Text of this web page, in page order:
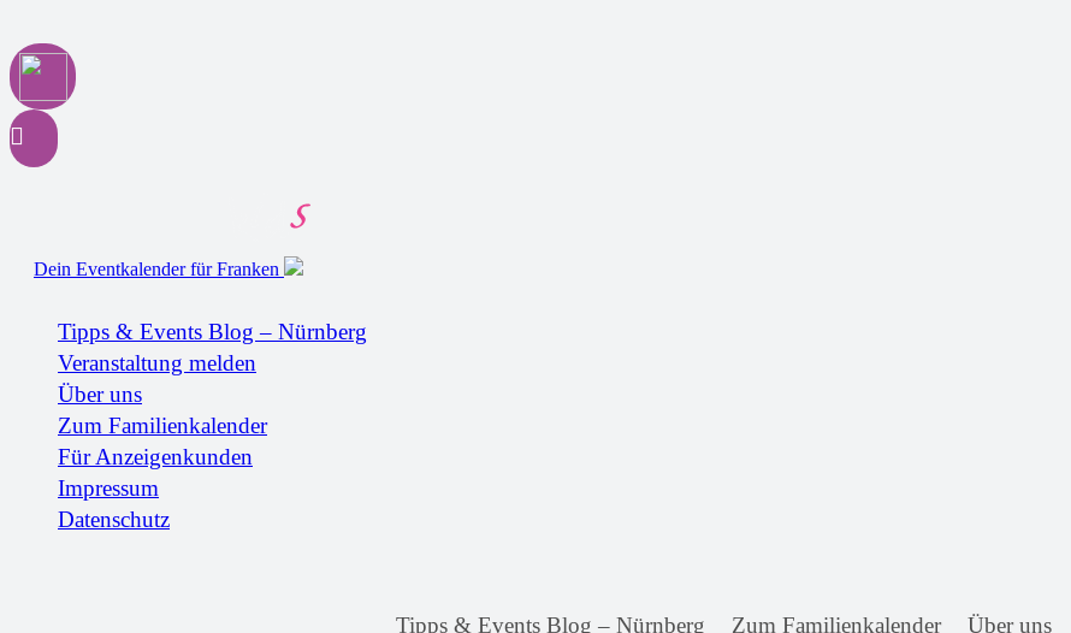
Dein Eventkalender für Franken
Tipps & Events Blog – Nürnberg
Veranstaltung melden
Über uns
Zum Familienkalender
Für Anzeigenkunden
Impressum
Datenschutz
Tipps & Events Blog – Nürnberg Zum Familienkalender Über uns